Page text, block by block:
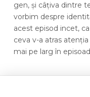
gen, și câțiva dintre
vorbim despre
acest episod incet,
ceva v-a atras
mai pe larg în